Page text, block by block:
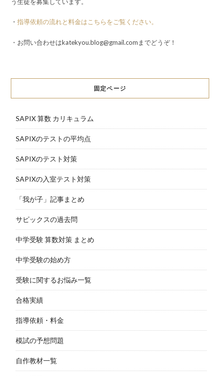
・ 指導依頼の流れと料金はこちらをご覧ください。
・お問い合わせはkatekyou.blog@gmail.comまでどうぞ！
固定ページ
SAPIX 算数 カリキュラム
SAPIXのテストの平均点
SAPIXのテスト対策
SAPIXの入室テスト対策
「我が子」記事まとめ
サピックスの過去問
中学受験 算数対策 まとめ
中学受験の始め方
受験に関するお悩み一覧
合格実績
指導依頼・料金
模試の予想問題
自作教材一覧